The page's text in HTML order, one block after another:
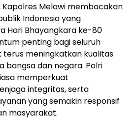
Melawi membacakan
Indonesia yang
Hari Bhayangkara ke-80
penting bagi seluruh
terus meningkatkan kualitas
bangsa dan negara. Polri
memperkuat
integritas, serta
yang semakin responsif
masyarakat.